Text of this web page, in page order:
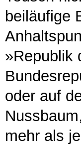
beiläufige
»Republik
oder auf
mehr als